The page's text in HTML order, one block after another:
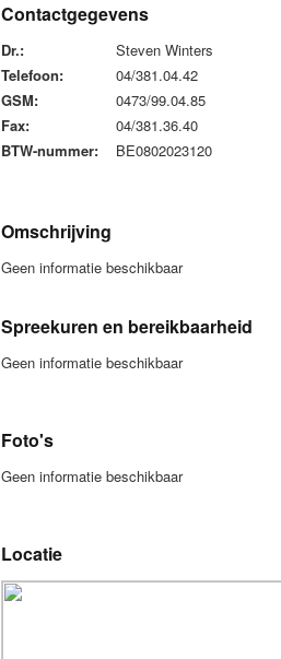
Contactgegevens
Dr.:
Steven Winters
Telefoon:
04/381.04.42
GSM:
0473/99.04.85
Fax:
04/381.36.40
BTW-nummer:
BE0802023120
Omschrijving
Geen informatie beschikbaar
Spreekuren en bereikbaarheid
Geen informatie beschikbaar
Foto's
Geen informatie beschikbaar
Locatie